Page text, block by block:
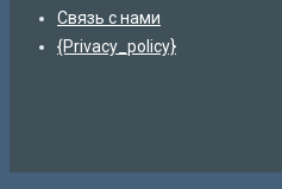
Связь с нами
{Privacy_policy}